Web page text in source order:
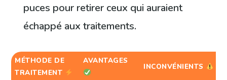
puces pour retirer ceux qui auraient
échappé aux traitements.
MÉTHODE DE
TRAITEMENT
AVANTAGES
INCONVÉNIENTS